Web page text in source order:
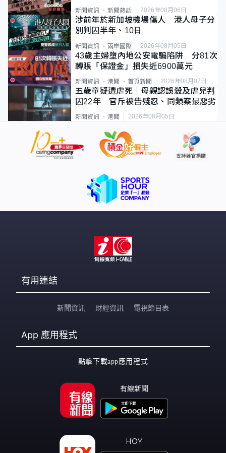
新聞資訊 新聞熱話 2026年08月06日
涉前年於新加坡機場傷人 港人母子分
別判囚半年、10日
新聞資訊 兩岸國際 2026年08月05日
43歲主婦墮內地公安電騙陷阱 分81次
轉賬「保證金」損失近6900萬元
新聞資訊 港聞 首頁新聞 2026年08月07日
五歲童疑遭虐死｜母親認誤殺及虐兒判
囚22年 官斥被告殘忍、同類案最惡劣
新聞資訊 港聞 2026年08月05日
有用連結
新聞資訊 財經資訊 電視節目表
App 應用程式
點擊下載app應用程式
有線新聞
HOY